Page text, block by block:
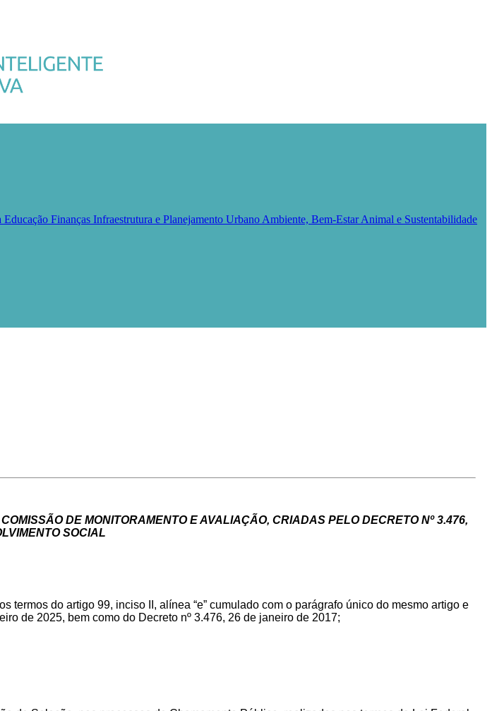
Educação Finanças Infraestrutura e Planejamento Urbano Ambiente, Bem-Estar Animal e Sustentabilidade
DE MONITORAMENTO E AVALIAÇÃO, CRIADAS PELO DECRETO Nº 3.476,
SOCIAL
do artigo 99, inciso II, alínea “e” cumulado com o parágrafo único do mesmo artigo e
de 2025, bem como do Decreto nº 3.476, 26 de janeiro de 2017;